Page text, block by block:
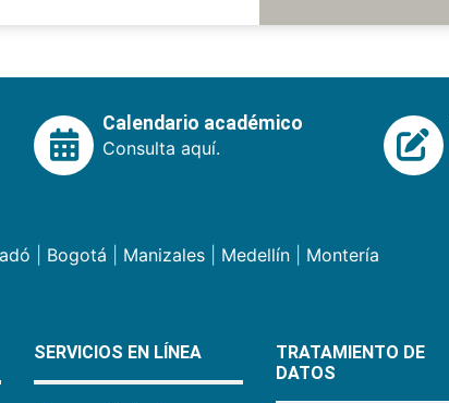
Calendario académico
Consulta aquí.
Bogotá Manizales| Medellín| Montería
SERVICIOS EN LÍNEA
TRATAMIENTO DE
DATOS